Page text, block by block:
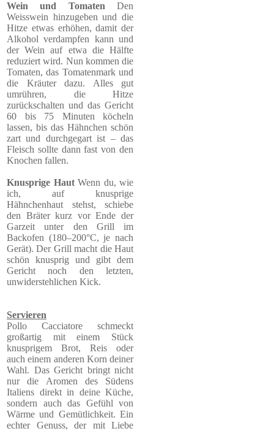
Wein und Tomaten Den
Weisswein hinzugeben und die
Hitze etwas erhöhen, damit der
Alkohol verdampfen kann und
der Wein auf etwa die Hälfte
reduziert wird. Nun kommen die
Tomaten, das Tomatenmark und
die Kräuter dazu. Alles gut
umrühren, die Hitze
zurückschalten und das Gericht
60 bis 75 Minuten köcheln
lassen, bis das Hähnchen schön
zart und durchgegart ist – das
Fleisch sollte dann fast von den
Knochen fallen.
Knusprige Haut Wenn du, wie
ich, auf knusprige
Hähnchenhaut stehst, schiebe
den Bräter kurz vor Ende der
Garzeit unter den Grill im
Backofen (180–200°C, je nach
Gerät). Der Grill macht die Haut
schön knusprig und gibt dem
Gericht noch den letzten,
unwiderstehlichen Kick.
Servieren
Pollo Cacciatore schmeckt
großartig mit einem Stück
knusprigem Brot, Reis oder
auch einem anderen Korn deiner
Wahl. Das Gericht bringt nicht
nur die Aromen des Südens
Italiens direkt in deine Küche,
sondern auch das Gefühl von
Wärme und Gemütlichkeit. Ein
echter Genuss, der mit Liebe